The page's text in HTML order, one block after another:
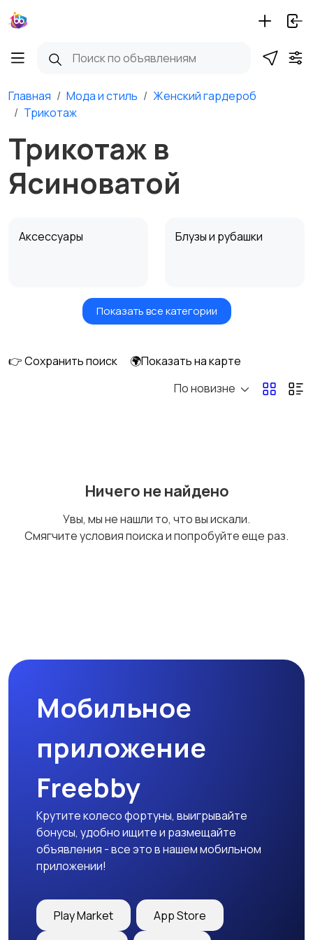
Главная Мода и стиль
Женский гардероб
Трикотаж
Трикотаж в
Ясиноватой
Аксессуары Блузы и рубашки
Будущим мамам Верхняя одежда
Домашняя одежда
Трикотаж Спортивная одежда
Футболки и топы
одежда
Показать все категории
👉 Сохранить поиск
🌍Показать на карте
По новизне
Ничего не найдено
Увы, мы не нашли то, что вы искали.
Смягчите условия поиска и попробуйте еще раз.
Мобильное
приложение
Freebby
Крутите колесо фортуны, выигрывайте
бонусы, удобно ищите и размещайте
объявления - все это в нашем мобильном
приложении!
Play Market App Store